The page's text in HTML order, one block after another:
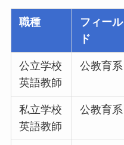
職種
フィール
ド
公立学校
英語教師
公教育系
私立学校
英語教師
公教育系